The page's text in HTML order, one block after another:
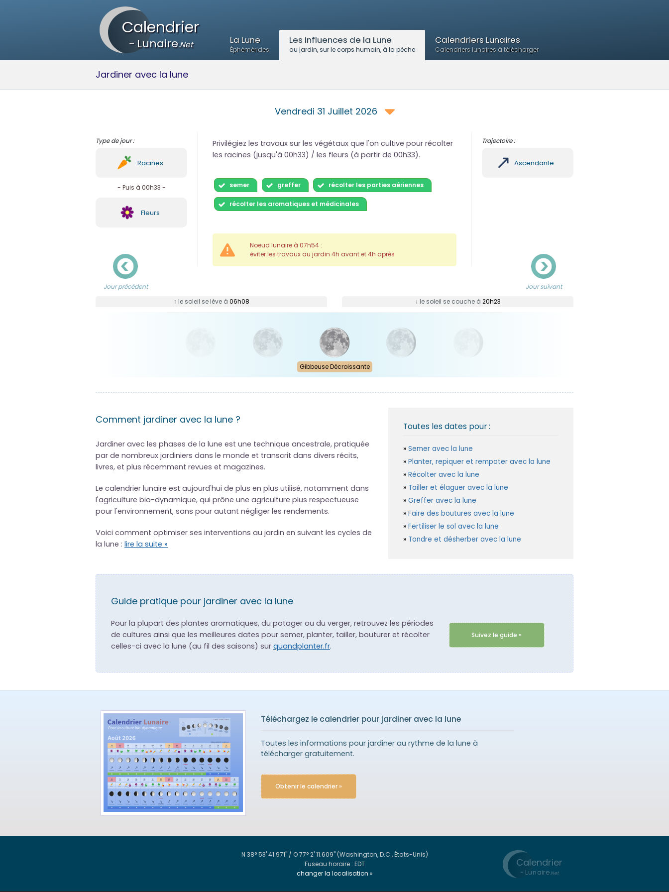
Calendrier
-Lunaire.Net La Lune
Éphémérides
Les Influences de la Lune
au jardin, sur le corps humain, à la pêche
Calendriers Lunaires
Calendriers lunaires à télécharger
Jardiner avec la lune
Vendredi 31 Juillet 2026
Type de jour :
Racines
- Puis à 00h33 -
Fleurs
Trajectoire :
Ascendante
Privilégiez les travaux sur les végétaux que l'on cultive pour récolter
les racines (jusqu'à 00h33) / les fleurs (à partir de 00h33).
semer greffer récolter les parties aériennes
récolter les aromatiques et médicinales
Noeud lunaire à 07h54 :
éviter les travaux au jardin 4h avant et 4h après
Jour précédent
Jour suivant
↑ le soleil se lève à 06h08 ↓ le soleil se couche à 20h23
Gibbeuse Décroissante
Comment jardiner avec la lune ?
Jardiner avec les phases de la lune est une technique ancestrale, pratiquée
par de nombreux jardiniers dans le monde et transcrit dans divers récits,
livres, et plus récemment revues et magazines.
Le calendrier lunaire est aujourd'hui de plus en plus utilisé, notamment dans
l'agriculture bio-dynamique, qui prône une agriculture plus respectueuse
pour l'environnement, sans pour autant négliger les rendements.
Voici comment optimiser ses interventions au jardin en suivant les cycles de
la lune : lire la suite »
Toutes les dates pour :
Semer avec la lune
Planter, repiquer et rempoter avec la lune
Récolter avec la lune
Tailler et élaguer avec la lune
Greffer avec la lune
Faire des boutures avec la lune
Fertiliser le sol avec la lune
Tondre et désherber avec la lune
Guide pratique pour jardiner avec la lune
Pour la plupart des plantes aromatiques, du potager ou du verger, retrouvez les périodes
de cultures ainsi que les meilleures dates pour semer, planter, tailler, bouturer et récolter
celles-ci avec la lune (au fil des saisons) sur quandplanter.fr.
Suivez le guide »
Téléchargez le calendrier pour jardiner avec la lune
Toutes les informations pour jardiner au rythme de la lune à
télécharger gratuitement.
Obtenir le calendrier »
Calendrier
- Lunaire.Net
N 38° 53' 41.971" / O 77° 2' 11.609" (Washington, D.C., États-Unis)
Fuseau horaire : EDT
changer la localisation »